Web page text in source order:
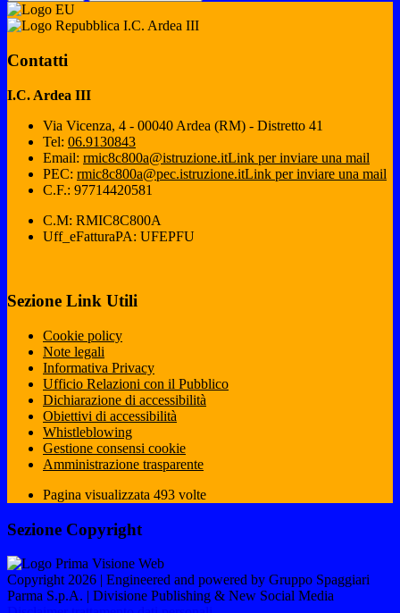
I.C. Ardea III
Contatti
I.C. Ardea III
Via Vicenza, 4 - 00040 Ardea (RM) - Distretto 41
Tel: 06.9130843
Email: rmic8c800a@istruzione.itLink per inviare una mail
PEC: rmic8c800a@pec.istruzione.itLink per inviare una mail
C.F.: 97714420581
C.M: RMIC8C800A
Uff_eFatturaPA: UFEPFU
Sezione Link Utili
Cookie policy
Note legali
Informativa Privacy
Ufficio Relazioni con il Pubblico
Dichiarazione di accessibilità
Obiettivi di accessibilità
Whistleblowing
Gestione consensi cookie
Amministrazione trasparente
Pagina visualizzata 493 volte
Sezione Copyright
Copyright 2026 | Engineered and powered by Gruppo Spaggiari
Parma S.p.A. | Divisione Publishing & New Social Media